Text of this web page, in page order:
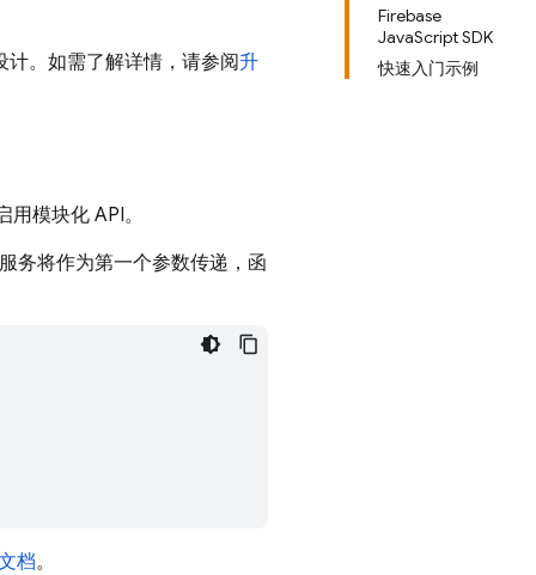
Firebase
JavaScript SDK
快速入门示例
。如需了解详情，请参阅升
用模块化 API。
务将作为第一个参数传递，函
档。